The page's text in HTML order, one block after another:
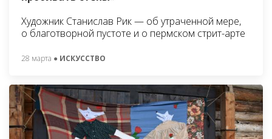
Художник Станислав Рик — об утраченной мере,
о благотворной пустоте и о пермском стрит-арте
28 марта ● ИСКУССТВО